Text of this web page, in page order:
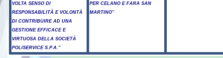
VOLTA SENSO DI
RESPONSABILITÀ E VOLONTÀ
DI CONTRIBUIRE AD UNA
GESTIONE EFFICACE E
VIRTUOSA DELLA SOCIETÀ
POLISERVICE S.P.A."
PER CELANO E FARA SAN
MARTINO"